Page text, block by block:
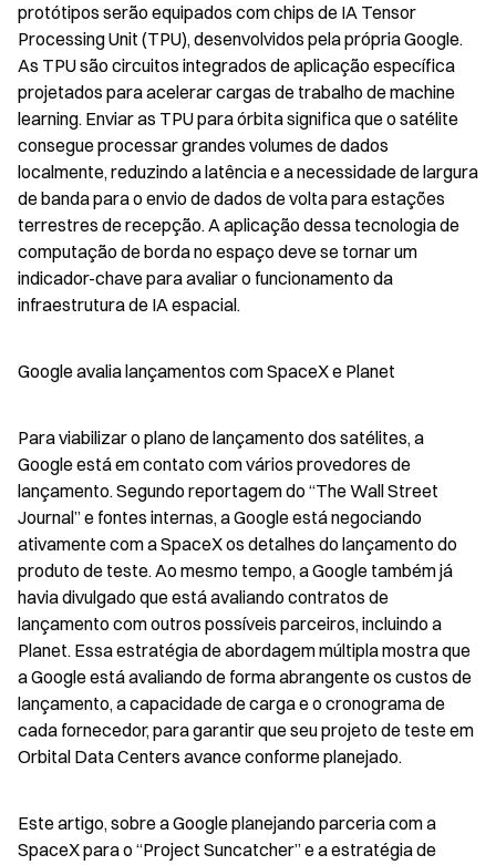
protótipos serão equipados com chips de IA Tensor
Processing Unit (TPU), desenvolvidos pela própria Google.
As TPU são circuitos integrados de aplicação específica
projetados para acelerar cargas de trabalho de machine
learning. Enviar as TPU para órbita significa que o satélite
consegue processar grandes volumes de dados
localmente, reduzindo a latência e a necessidade de largura
de banda para o envio de dados de volta para estações
terrestres de recepção. A aplicação dessa tecnologia de
computação de borda no espaço deve se tornar um
indicador-chave para avaliar o funcionamento da
infraestrutura de IA espacial.
Google avalia lançamentos com SpaceX e Planet
Para viabilizar o plano de lançamento dos satélites, a
Google está em contato com vários provedores de
lançamento. Segundo reportagem do “The Wall Street
Journal” e fontes internas, a Google está negociando
ativamente com a SpaceX os detalhes do lançamento do
produto de teste. Ao mesmo tempo, a Google também já
havia divulgado que está avaliando contratos de
lançamento com outros possíveis parceiros, incluindo a
Planet. Essa estratégia de abordagem múltipla mostra que
a Google está avaliando de forma abrangente os custos de
lançamento, a capacidade de carga e o cronograma de
cada fornecedor, para garantir que seu projeto de teste em
Orbital Data Centers avance conforme planejado.
Este artigo, sobre a Google planejando parceria com a
SpaceX para o “Project Suncatcher” e a estratégia de